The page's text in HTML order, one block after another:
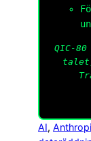
QIC-
AI,